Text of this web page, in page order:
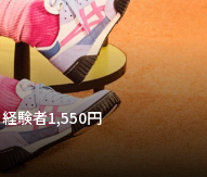
経験者1,550円